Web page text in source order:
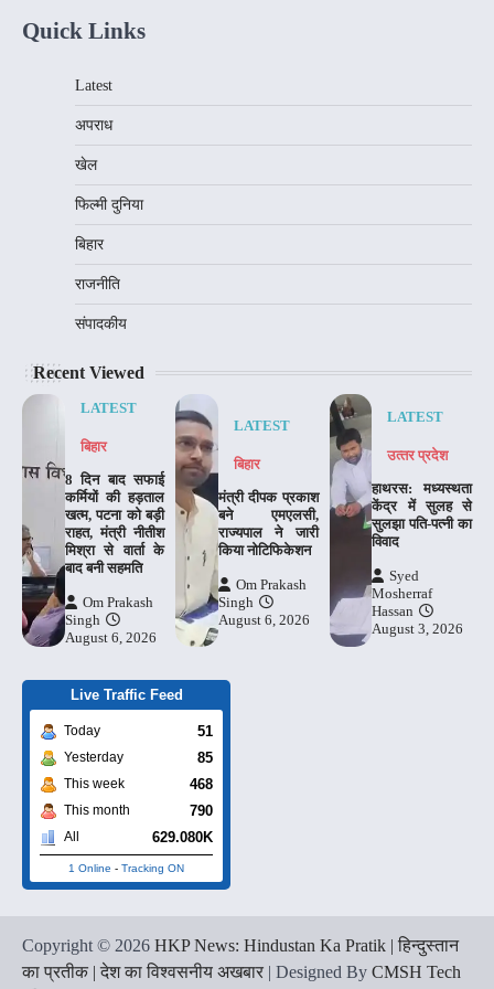
Quick Links
Latest
अपराध
खेल
फिल्मी दुनिया
बिहार
राजनीति
संपादकीय
Recent Viewed
LATEST
बिहार
8 दिन बाद सफाई
कर्मियों की हड़ताल
खत्म, पटना को बड़ी
राहत, मंत्री नीतीश
मिश्रा से वार्ता के
बाद बनी सहमति
Om Prakash
Singh
August 6, 2026
LATEST
बिहार
मंत्री दीपक प्रकाश
बने एमएलसी,
राज्यपाल ने जारी
किया नोटिफिकेशन
Om Prakash
Singh
August 6, 2026
LATEST
उत्‍तर प्रदेश
हाथरस: मध्यस्थता
केंद्र में सुलह से
सुलझा पति-पत्नी का
विवाद
Syed
Mosherraf
Hassan
August 3, 2026
Live Traffic Feed
Today 51
Yesterday 85
This week 468
This month 790
All 629.080K
1 Online - Tracking ON
Copyright © 2026 HKP News: Hindustan Ka Pratik | हिन्दुस्तान
का प्रतीक | देश का विश्वसनीय अखबार | Designed By CMSH Tech